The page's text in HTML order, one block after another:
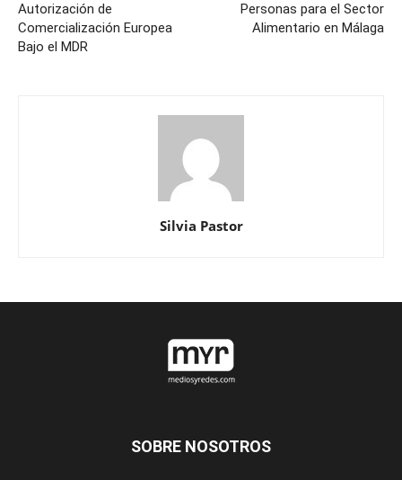
Autorización de
Comercialización Europea
Bajo el MDR
Personas para el Sector
Alimentario en Málaga
Silvia Pastor
SOBRE NOSOTROS